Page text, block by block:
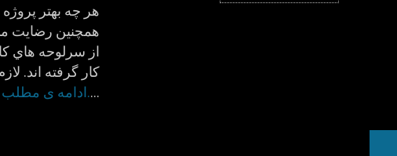
هر چه بهتر
همچنين رضايت
از سرلوحه هاي
كار گرفته اند.
….ادامه ی مطلب